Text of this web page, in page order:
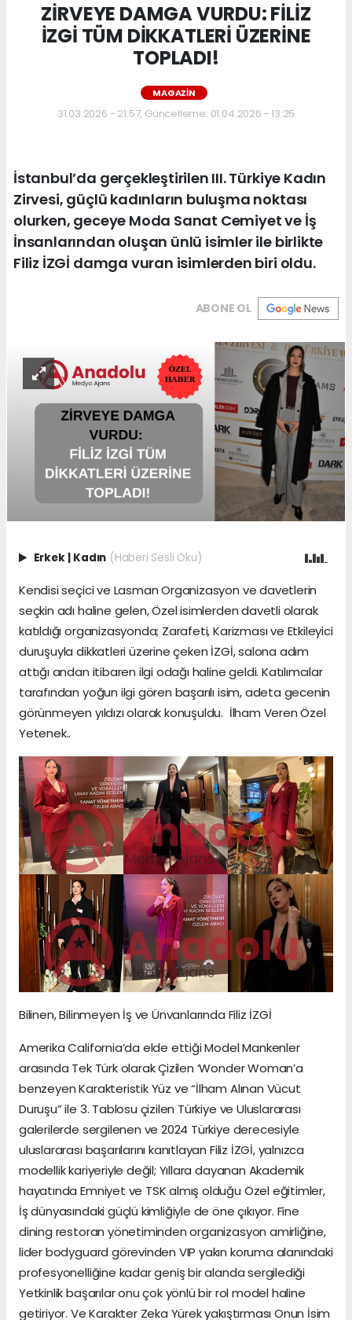
ZİRVEYE DAMGA VURDU: FİLİZ
İZGİ TÜM DİKKATLERİ ÜZERİNE
TOPLADI!
MAGAZIN
31.03.2026 - 21:57, Güncelleme: 01.04.2026 - 13:25
İstanbul’da gerçekleştirilen III. Türkiye Kadın
Zirvesi, güçlü kadınların buluşma noktası
olurken, geceye Moda Sanat Cemiyet ve İş
İnsanlarından oluşan ünlü isimler ile birlikte
Filiz İZGİ damga vuran isimlerden biri oldu.
ABONE OL
Erkek | Kadın (Haberi Sesli Oku)
Kendisi seçici ve Lasman Organizasyon ve davetlerin
seçkin adı haline gelen, Özel isimlerden davetli olarak
katıldığı organizasyonda; Zarafeti, Karizması ve Etkileyici
duruşuyla dikkatleri üzerine çeken İZGİ, salona adım
attığı andan itibaren ilgi odağı haline geldi. Katılımcılar
tarafından yoğun ilgi gören başarılı isim, adeta gecenin
görünmeyen yıldızı olarak konuşuldu. İlham Veren Özel
Yetenek..
Bilinen, Bilinmeyen İş ve Ünvanlarında Filiz İZGİ
Amerika California’da elde ettiği Model Mankenler
arasında Tek Türk olarak Çizilen ‘Wonder Woman’a
benzeyen Karakteristik Yüz ve “İlham Alınan Vücut
Duruşu” ile 3. Tablosu çizilen Türkiye ve Uluslararası
galerilerde sergilenen ve 2024 Türkiye derecesiyle
uluslararası başarılarını kanıtlayan Filiz İZGİ, yalnızca
modellik kariyeriyle değil; Yıllara dayanan Akademik
hayatında Emniyet ve TSK almış olduğu Özel eğitimler,
İş dünyasındaki güçlü kimliğiyle de öne çıkıyor. Fine
dining restoran yönetiminden organizasyon amirliğine,
lider bodyguard görevinden VIP yakın koruma alanındaki
profesyonelliğine kadar geniş bir alanda sergilediği
Yetkinlik başarılar onu çok yönlü bir rol model haline
getiriyor. Ve Karakter Zeka Yürek yakıştırması Onun İsim